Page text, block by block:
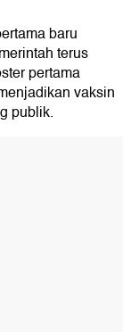
baru
terus
pertama
vaksin
publik.